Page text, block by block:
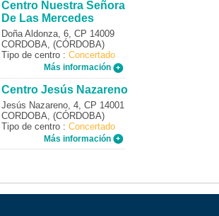
Centro Nuestra Señora
De Las Mercedes
Doña Aldonza, 6, CP 14009
CORDOBA, (CÓRDOBA)
Tipo de centro : Concertado
Más información
Centro Jesús Nazareno
Jesús Nazareno, 4, CP 14001
CORDOBA, (CÓRDOBA)
Tipo de centro : Concertado
Más información